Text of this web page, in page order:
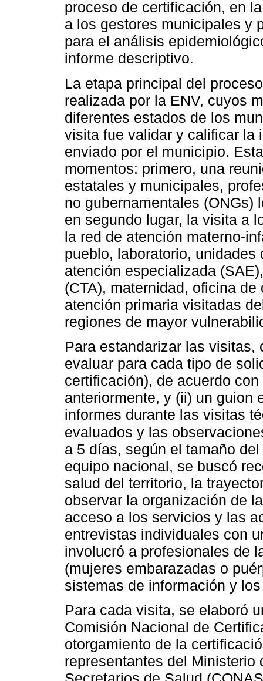
proceso de certificación, en
a los gestores municipales y
para el análisis
informe descriptivo.
La etapa principal del
realizada por la ENV, cuyos
diferentes estados de los
visita fue validar y calificar la
enviado por el municipio.
momentos: primero, una
estatales y municipales,
no gubernamentales (ONGs)
en segundo lugar, la visita a
la red de atención materno-
pueblo, laboratorio,
atención especializada
(CTA), maternidad, oficina
atención primaria visitadas
regiones de mayor
Para estandarizar las
evaluar para cada tipo de
certificación), de acuerdo
anteriormente, y (ii) un guion
informes durante las visitas
evaluados y las
a 5 días, según el tamaño
equipo nacional, se buscó
salud del territorio, la
observar la organización de
acceso a los servicios y las
entrevistas individuales con
involucró a profesionales de
(mujeres embarazadas o
sistemas de información y
Para cada visita, se elaboró
Comisión Nacional de
otorgamiento de la
representantes del